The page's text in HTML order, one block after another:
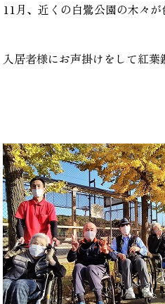
11月、近くの白鷺公園の木々
入居者様にお声掛けをして紅